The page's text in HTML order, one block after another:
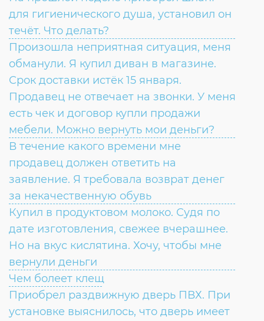
для гигиенического душа, установил он
течёт. Что делать?
Произошла неприятная ситуация, меня
обманули. Я купил диван в магазине.
Срок доставки истёк 15 января.
Продавец не отвечает на звонки. У меня
есть чек и договор купли продажи
мебели. Можно вернуть мои деньги?
В течение какого времени мне
продавец должен ответить на
заявление. Я требовала возврат денег
за некачественную обувь
Купил в продуктовом молоко. Судя по
дате изготовления, свежее вчерашнее.
Но на вкус кислятина. Хочу, чтобы мне
вернули деньги
Чем болеет клещ
Приобрел раздвижную дверь ПВХ. При
установке выяснилось, что дверь имеет